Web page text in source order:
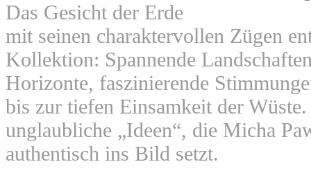
Das Gesicht der Erde
mit seinen charaktervollen Zügen
Kollektion: Spannende
Horizonte, faszinierende
bis zur tiefen Einsamkeit der
unglaubliche „Ideen“, die Micha
authentisch ins Bild setzt.